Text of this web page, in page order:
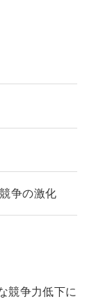
争の激化
競争力低下に